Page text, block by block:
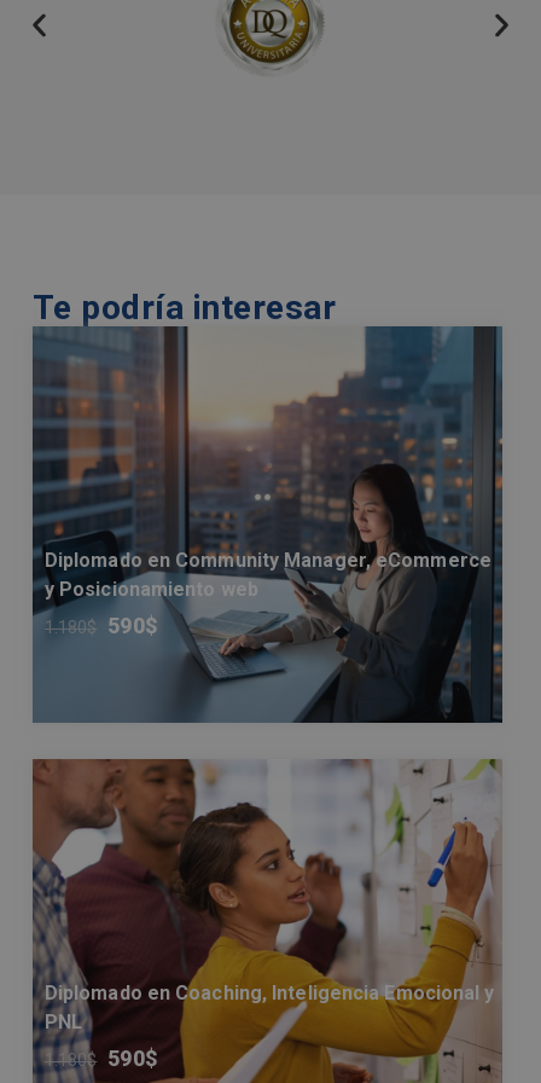
i
v
Te podría interesar
Diplomado en Community Manager, eCommerce
y Posicionamiento web
1.180$ 590$
Diplomado en Coaching, Inteligencia Emocional y
PNL
1.180$ 590$